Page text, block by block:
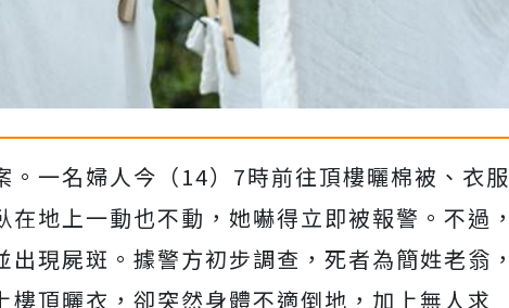
。一名婦人今（14）7時前往頂樓曬棉被、衣服
地上一動也不動，她嚇得立即被報警。不過，
現屍斑。據警方初步調查，死者為簡姓老翁，
樓頂曬衣，卻突然身體不適倒地，加上無人求